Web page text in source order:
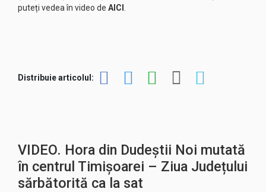
puteți vedea în video de AICI
Distribuie articolul:
VIDEO. Hora din Dudeștii Noi mutată
în centrul Timișoarei – Ziua Județului
sărbătorită ca la sat